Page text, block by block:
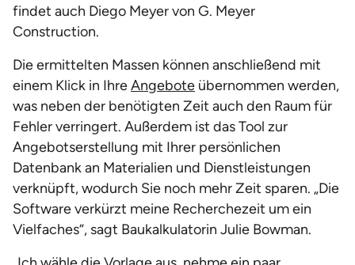
findet auch Diego Meyer von G. Meyer
Construction.
Die ermittelten Massen können anschließend mit
einem Klick in IhreAngebote übernommen werden,
was neben der benötigten Zeit auch den Raum für
Fehler verringert. Außerdem ist das Tool zur
Angebotserstellung mit Ihrer persönlichen
Datenbank an Materialien und Dienstleistungen
verknüpft, wodurch Sie noch mehr Zeit sparen. „Die
Software verkürzt meine Recherchezeit um ein
Vielfaches“, sagt Baukalkulatorin Julie Bowman.